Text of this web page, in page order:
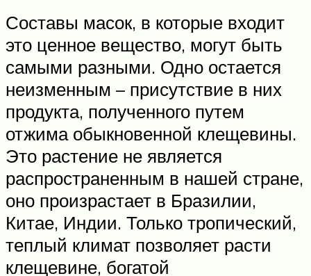
Составы масок, в которые входит
это ценное вещество, могут быть
самыми разными. Одно остается
неизменным – присутствие в них
продукта, полученного путем
отжима обыкновенной клещевины.
Это растение не является
распространенным в нашей стране,
оно произрастает в Бразилии,
Китае, Индии. Только тропический,
теплый климат позволяет расти
клещевине, богатой